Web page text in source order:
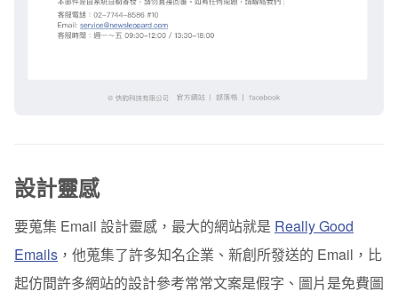
設計靈感
要蒐集 Email 設計靈感，最大的網站就是 Really Good
Emails ，他蒐集了許多知名企業、新創所發送的 Email，比
起仿間許多網站的設計參考常常文案是假字、圖片是免費圖